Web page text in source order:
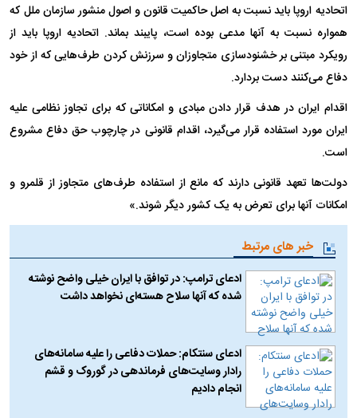
اتحادیه اروپا باید نسبت به اصل حاکمیت قانون و اصول منشور سازمان ملل که
همواره نسبت به آنها مدعی بوده است، پایبند بماند. اتحادیه اروپا باید از
رویکرد مبتنی بر خشنودسازی متجاوزان و سرزنش کردن طرف‌هایی که از خود
دفاع می‌کنند دست بردارد.
اقدام ایران در هدف قرار دادن مبادی و امکاناتی که برای تجاوز نظامی علیه
ایران مورد استفاده قرار می‌گیرد، اقدام قانونی در چارچوب حق دفاع مشروع
است.
دولت‌ها تعهد قانونی دارند که مانع از استفاده طرف‌های متجاوز از قلمرو و
امکانات آنها برای تعرض به یک کشور دیگر شوند.»
خبر های مرتبط
ادعای ترامپ: در توافق با ایران خیلی واضح نوشته
شده که آنها سلاح هسته‌ای نخواهد داشت
ادعای سنتکام: حملات دفاعی را علیه سامانه‌های
رادار وسایت‌های فرماندهی در گوروک و قشم
انجام دادیم